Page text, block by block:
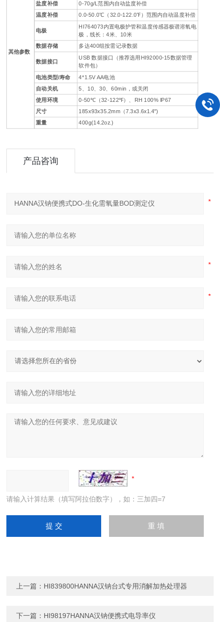
其他参数
盐度补偿
0-70g/L范围内自动盐度补偿
温度补偿
0.0-50.0℃（32.0-122.0℉）范围内自动温度补偿
电极
HI764073内置电极护管和温度传感器极谱溶氧电
极，线长：4米、10米
数据存储
多达400组按需记录数据
数据接口
USB 数据接口（推荐选用HI92000-15数据管理
软件包）
电池类型/寿命
4*1.5V AA电池
自动关机
5、10、30、60min，或关闭
使用环境
0-50℃（32-122℉）、RH 100% IP67
尺寸
185x93x35.2mm（7.3x3.6x1.4")
重量
400g(14.2oz.)
产品咨询
请输入计算结果（填写阿拉伯数字），如：三加四=7
上一篇： HI839800HANNA汉钠台式专用消解加热处理器
下一篇： HI98197HANNA汉钠便携式电导率仪